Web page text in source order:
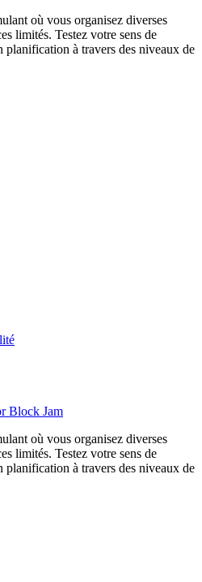
où vous organisez diverses
limités. Testez votre sens de
planification à travers des niveaux de
Block Jam
où vous organisez diverses
limités. Testez votre sens de
planification à travers des niveaux de